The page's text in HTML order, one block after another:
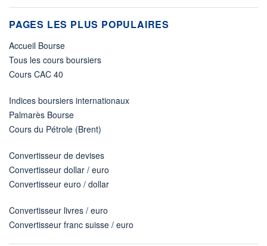
PAGES LES PLUS POPULAIRES
Accueil Bourse
Tous les cours boursiers
Cours CAC 40
Indices boursiers internationaux
Palmarès Bourse
Cours du Pétrole (Brent)
Convertisseur de devises
Convertisseur dollar / euro
Convertisseur euro / dollar
Convertisseur livres / euro
Convertisseur franc suisse / euro